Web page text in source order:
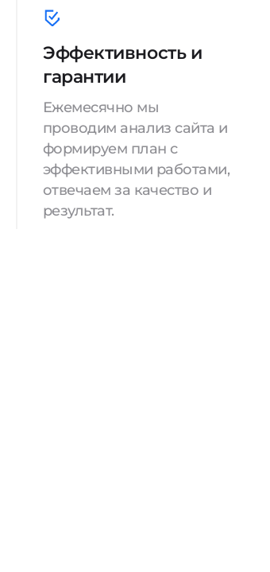
Эффективность и
гарантии
Ежемесячно мы
проводим анализ сайта и
формируем план с
эффективными работами,
отвечаем за качество и
результат.